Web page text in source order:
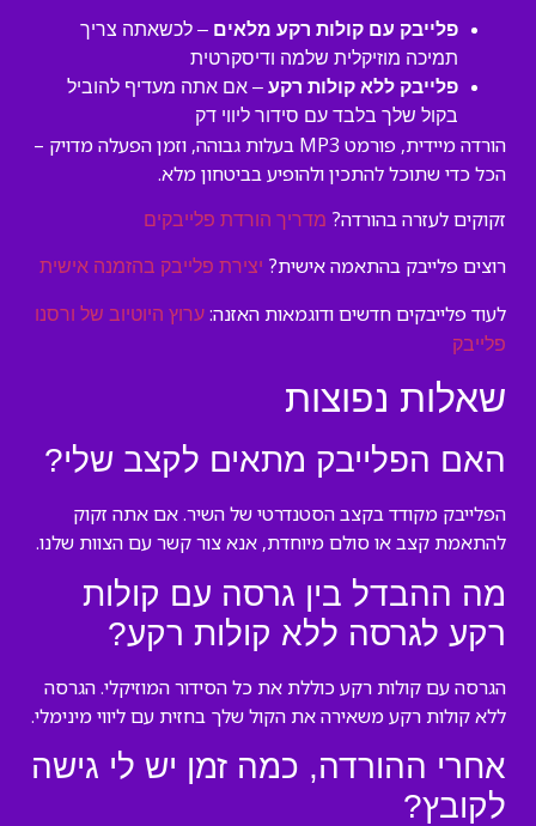
פלייבק עם קולות רקע מלאים – לכשאתה צריך
תמיכה מוזיקלית שלמה ודיסקרטית
פלייבק ללא קולות רקע – אם אתה מעדיף להוביל
בקול שלך בלבד עם סידור ליווי דק
הורדה מיידית, פורמט MP3 בעלות גבוהה, וזמן הפעלה מדויק –
הכל כדי שתוכל להתכין ולהופיע בביטחון מלא.
זקוקים לעזרה בהורדה? מדריך הורדת פלייבקים
רוצים פלייבק בהתאמה אישית? יצירת פלייבק בהזמנה אישית
לעוד פלייבקים חדשים ודוגמאות האזנה: ערוץ היוטיוב של ורסנו
פלייבק
שאלות נפוצות
האם הפלייבק מתאים לקצב שלי?
הפלייבק מקודד בקצב הסטנדרטי של השיר. אם אתה זקוק
להתאמת קצב או סולם מיוחדת, אנא צור קשר עם הצוות שלנו.
מה ההבדל בין גרסה עם קולות
רקע לגרסה ללא קולות רקע?
הגרסה עם קולות רקע כוללת את כל הסידור המוזיקלי. הגרסה
ללא קולות רקע משאירה את הקול שלך בחזית עם ליווי מינימלי.
אחרי ההורדה, כמה זמן יש לי גישה
לקובץ?